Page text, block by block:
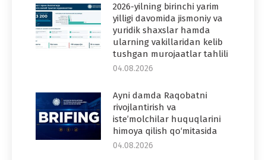
2026-yilning birinchi yarim
yilligi davomida jismoniy va
yuridik shaxslar hamda
ularning vakillaridan kelib
tushgan murojaatlar tahlili
04.08.2026
Ayni damda Raqobatni
rivojlantirish va
iste’molchilar huquqlarini
himoya qilish qo‘mitasida
04.08.2026